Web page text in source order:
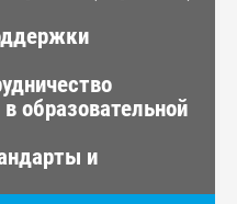
образовательной
и